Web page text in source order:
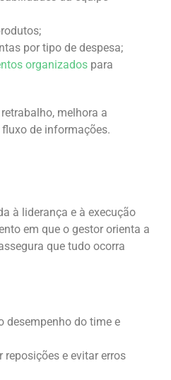
por tipo de despesa;
organizados para
melhora a
de informações.
à liderança e à execução
em que o gestor orienta a
que tudo ocorra
desempenho do time e
reposições e evitar erros